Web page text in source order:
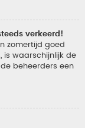
verkeerd!
zomertijd goed
is waarschijnlijk de
beheerders een